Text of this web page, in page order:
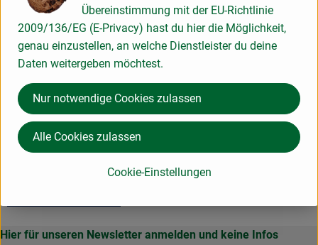
Diverse Länder
Weiling GmbH
D 48653 Coesfeld
www.weiling.de
(Daten von Ecoinform)
bioladen
Hier für unseren Newsletter anmelden und keine Infos
Übereinstimmung mit der EU-Richtlinie
2009/136/EG (E-Privacy) hast du hier die Möglichkeit,
genau einzustellen, an welche Dienstleister du deine
Daten weitergeben möchtest.
Cookie-Einstellungen
Nur notwendige Cookies zulassen
Alle Cookies zulassen